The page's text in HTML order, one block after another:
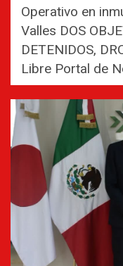
Operativo en
Valles DOS
DETENIDOS,
Libre Portal de